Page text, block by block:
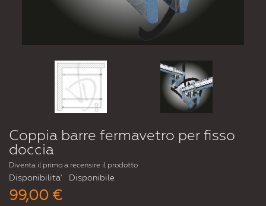
Coppia barre fermavetro per fisso
doccia
Diventa il primo a recensire il prodotto
Disponibilita' Disponibile
99,00 €